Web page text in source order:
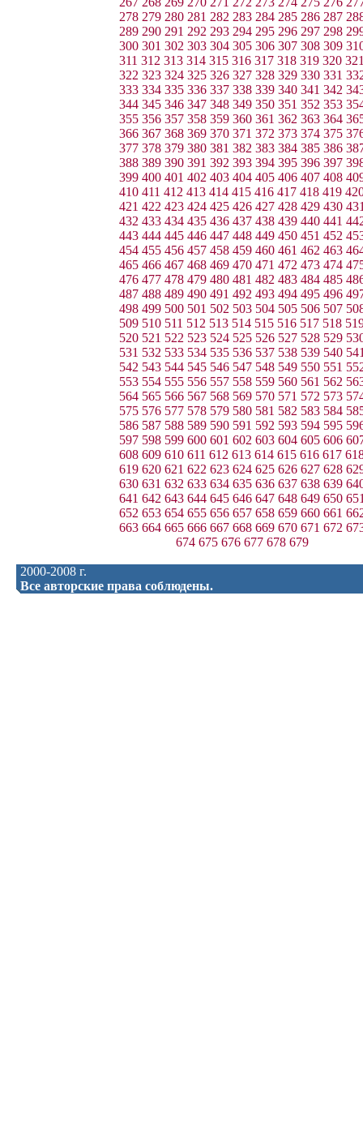
278 279 280 281 282 283 284 285 286 287
289 290 291 292 293 294 295 296 297 298
300 301 302 303 304 305 306 307 308 309
311 312 313 314 315 316 317 318 319 320
322 323 324 325 326 327 328 329 330 331
333 334 335 336 337 338 339 340 341 342
344 345 346 347 348 349 350 351 352 353
355 356 357 358 359 360 361 362 363 364
366 367 368 369 370 371 372 373 374 375
377 378 379 380 381 382 383 384 385 386
388 389 390 391 392 393 394 395 396 397
399 400 401 402 403 404 405 406 407 408
410 411 412 413 414 415 416 417 418 419
421 422 423 424 425 426 427 428 429 430
432 433 434 435 436 437 438 439 440 441
443 444 445 446 447 448 449 450 451 452
454 455 456 457 458 459 460 461 462 463
465 466 467 468 469 470 471 472 473 474
476 477 478 479 480 481 482 483 484 485
487 488 489 490 491 492 493 494 495 496
498 499 500 501 502 503 504 505 506 507
509 510 511 512 513 514 515 516 517 518
520 521 522 523 524 525 526 527 528 529
531 532 533 534 535 536 537 538 539 540
542 543 544 545 546 547 548 549 550 551
553 554 555 556 557 558 559 560 561 562
564 565 566 567 568 569 570 571 572 573
575 576 577 578 579 580 581 582 583 584
586 587 588 589 590 591 592 593 594 595
597 598 599 600 601 602 603 604 605 606
608 609 610 611 612 613 614 615 616 617
619 620 621 622 623 624 625 626 627 628
630 631 632 633 634 635 636 637 638 639
641 642 643 644 645 646 647 648 649 650
652 653 654 655 656 657 658 659 660 661
663 664 665 666 667 668 669 670 671 672
674 675 676 677 678 679
2000-2008 г.
Все авторские права соблюдены.